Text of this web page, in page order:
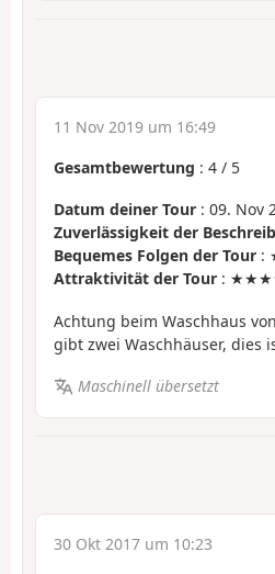
11 Nov 2019 um 16:49
Gesamtbewertung : 4 / 5
Datum deiner Tour : 09. Nov
Zuverlässigkeit der
Bequemes Folgen der Tour :
Attraktivität der Tour :
Achtung beim Waschhaus
gibt zwei Waschhäuser, dies
Maschinell übersetzt
30 Okt 2017 um 10:23